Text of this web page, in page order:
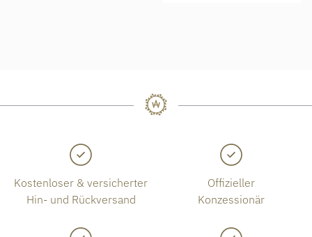
Kostenloser & versicherter
Hin- und Rückversand
Offizieller
Konzessionär